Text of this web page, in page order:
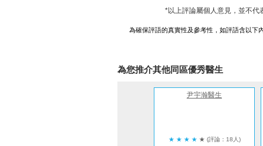
*以上評論屬個人意見，並不代
為確保評語的真實性及參考性，如評語含以下
為您推介其他同區優秀醫生
尹宇瀚醫生
★ ★ ★ ★ ★ (評論：18人)